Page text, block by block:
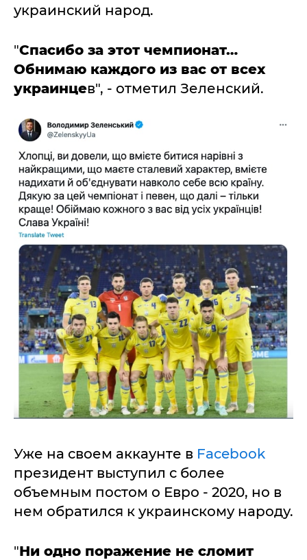
украинский народ.
"Спасибо за этот чемпионат…
Обнимаю каждого из вас от всех
украинцев", - отметил Зеленский.
Уже на своем аккаунте в Facebook
президент выступил с более
объемным постом о Евро - 2020, но в
нем обратился к украинскому народу.
"Ни одно поражение не сломит